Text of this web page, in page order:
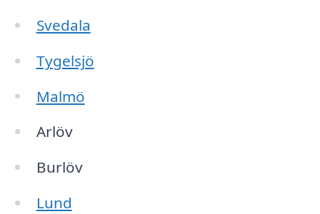
Svedala
Tygelsjö
Malmö
Arlöv
Burlöv
Lund